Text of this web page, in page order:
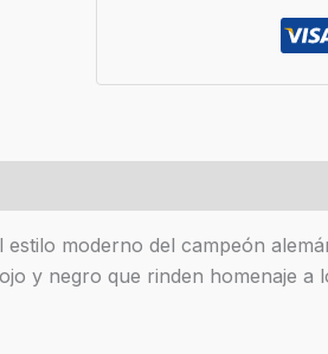
moderno del campeón
y negro que rinden homenaje a